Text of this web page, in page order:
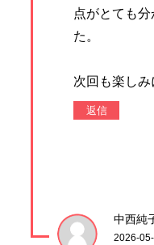
点がとても
た。
次回も楽しみ
返信
中西純
2026-